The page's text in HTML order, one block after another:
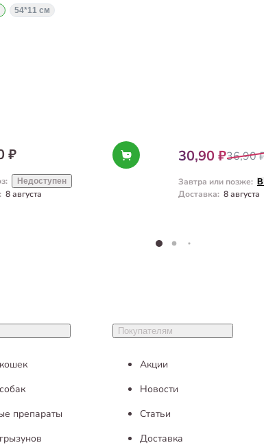
54*11 см
₽
: Недоступен
: 8 августа
30,90 ₽36,90
Завтра или позже:
Доставка: 8 августа
препараты
Покупателям
Акции
Новости
Статьи
Доставка